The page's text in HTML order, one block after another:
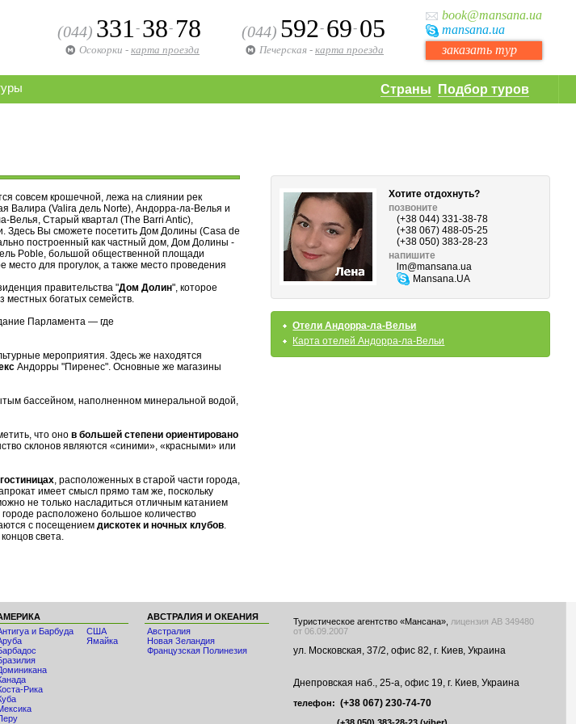
book@mansana.ua
mansana.ua
заказать тур
(044) 592- 69- 05
Печерская - карта проезда
(044) 331 - 38- 78
Осокорки - карта проезда
Страны Подбор туров
совсем крошечной, лежа на слиянии рек
Валира (Valira дель Norte), Андорра-ла-Велья и
Старый квартал (The Barri Antic),
Вы сможете посетить Дом Долины (Casa de
построенный как частный дом, Дом Долины -
Poble, большой общественной площади
для прогулок, а также место проведения
правительства "Дом Долин", которое
местных богатых семейств.
Парламента — где
мероприятия. Здесь же находятся
Андорры "Пиренес". Основные же магазины
бассейном, наполненном минеральной водой,
что оно в большей степени ориентировано
склонов являются «синими», «красными» или
, расположенных в старой части города,
имеет смысл прямо там же, поскольку
не только насладиться отличным катанием
городе расположено большое количество
с посещением дискотек и ночных клубов.
света.
Хотите отдохнуть?
позвоните
(+38 044) 331-38-78
(+38 067) 488-05-25
(+38 050) 383-28-23
напишите
lm@mansana.ua
Mansana.UA
Отели Андорра-ла-Вельи
Карта отелей Андорра-ла-Вельи
и Барбуда
Рика
США
Ямайка
АВСТРАЛИЯ И ОКЕАНИЯ
Австралия
Новая Зеландия
Французская Полинезия
Туристическое агентство «Мансана», лицензия АВ 349480
от 06.09.2007
ул. Московская, 37/2, офис 82, г. Киев, Украина
Днепровская наб., 25-а, офис 19, г. Киев, Украина
телефон: (+38 067) 230-74-70